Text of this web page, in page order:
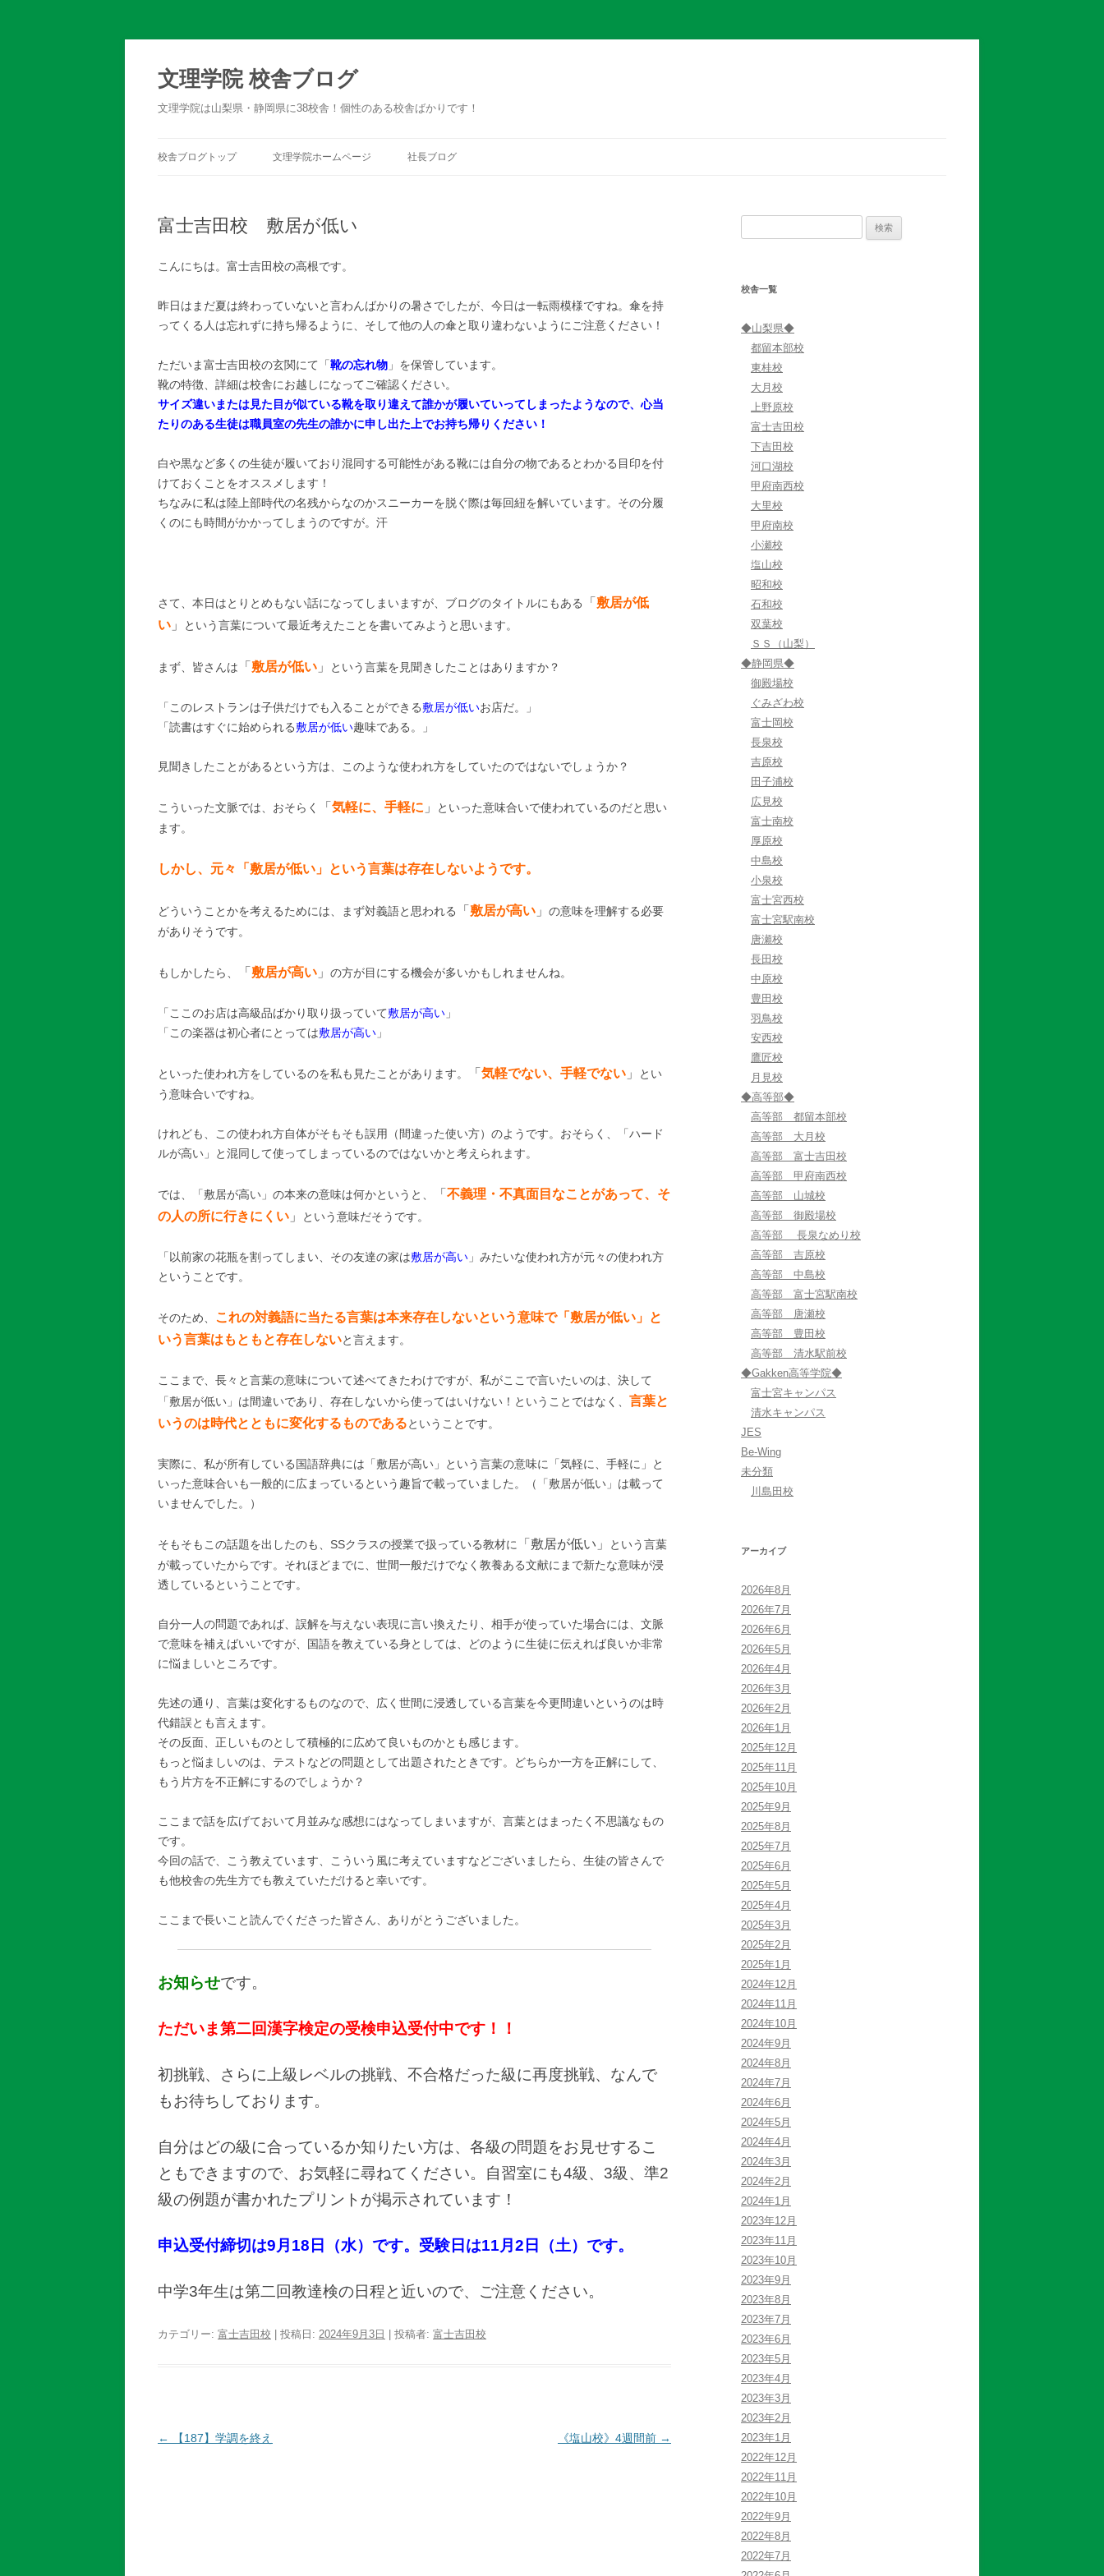
文理学院 校舎ブログ
文理学院は山梨県・静岡県に38校舎！個性のある校舎ばかりです！
校舎ブログトップ 文理学院ホームページ 社長ブログ
富士吉田校 敷居が低い
こんにちは。富士吉田校の高根です。
昨日はまだ夏は終わっていないと言わんばかりの暑さでしたが、今日は一転雨模様ですね。傘を持
ってくる人は忘れずに持ち帰るように、そして他の人の傘と取り違わないようにご注意ください！
ただいま富士吉田校の玄関にて「靴の忘れ物 」を保管しています。
靴の特徴、詳細は校舎にお越しになってご確認ください。
サイズ違いまたは見た目が似ている靴を取り違えて誰かが履いていってしまったようなので、心当
たりのある生徒は職員室の先生の誰かに申し出た上でお持ち帰りください！
白や黒など多くの生徒が履いており混同する可能性がある靴には自分の物であるとわかる目印を付
けておくことをオススメします！
ちなみに私は陸上部時代の名残からなのかスニーカーを脱ぐ際は毎回紐を解いています。その分履
くのにも時間がかかってしまうのですが。汗
さて、本日はとりとめもない話になってしまいますが、ブログのタイトルにもある 「 敷居が低
い 」 という言葉について最近考えたことを書いてみようと思います。
まず、皆さんは 「 敷居が低い 」 という言葉を見聞きしたことはありますか？
「このレストランは子供だけでも入ることができる敷居が低いお店だ。」
「読書はすぐに始められる敷居が低い趣味である。」
見聞きしたことがあるという方は、このような使われ方をしていたのではないでしょうか？
こういった文脈では、おそらく 「 気軽に、手軽に 」
といった意味合いで使われているのだと思い
ます。
しかし、元々「敷居が低い」という言葉は存在しないようです。
どういうことかを考えるためには、まず対義語と思われる 「 敷居が高い 」 の意味を理解する必要
がありそうです。
もしかしたら、 「 敷居が高い 」 の方が目にする機会が多いかもしれませんね。
「ここのお店は高級品ばかり取り扱っていて敷居が高い 」
「この楽器は初心者にとっては敷居が高い 」
といった使われ方をしているのを私も見たことがあります。 「 気軽でない、手軽でない 」
とい
う意味合いですね。
けれども、この使われ方自体がそもそも誤用（間違った使い方）のようです。おそらく、「ハード
ルが高い」と混同して使ってしまっているのではないかと考えられます。
では、「敷居が高い」の本来の意味は何かというと、 「 不義理・不真面目なことがあって、そ
の人の所に行きにくい 」 という意味だそうです。
「以前家の花瓶を割ってしまい、その友達の家は敷居が高い 」みたいな使われ方が元々の使われ方
ということです。
そのため、 これの対義語に当たる言葉は本来存在しないという意味で「敷居が低い」と
いう言葉はもともと存在しないと言えます。
ここまで、長々と言葉の意味について述べてきたわけですが、私がここで言いたいのは、決して
「敷居が低い」は間違いであり、存在しないから使ってはいけない！ということではなく、 言葉と
いうのは時代とともに変化するものであるということです。
実際に、私が所有している国語辞典には「敷居が高い」という言葉の意味に「気軽に、手軽に」と
いった意味合いも一般的に広まっているという趣旨で載っていました。（「敷居が低い」は載って
いませんでした。）
そもそもこの話題を出したのも、SSクラスの授業で扱っている教材に 「敷居が低い」
という言葉
が載っていたからです。それほどまでに、世間一般だけでなく教養ある文献にまで新たな意味が浸
透しているということです。
自分一人の問題であれば、誤解を与えない表現に言い換えたり、相手が使っていた場合には、文脈
で意味を補えばいいですが、国語を教えている身としては、どのように生徒に伝えれば良いか非常
に悩ましいところです。
先述の通り、言葉は変化するものなので、広く世間に浸透している言葉を今更間違いというのは時
代錯誤とも言えます。
その反面、正しいものとして積極的に広めて良いものかとも感じます。
もっと悩ましいのは、テストなどの問題として出題されたときです。どちらか一方を正解にして、
もう片方を不正解にするのでしょうか？
ここまで話を広げておいて月並みな感想にはなってしまいますが、言葉とはまったく不思議なもの
です。
今回の話で、こう教えています、こういう風に考えていますなどございましたら、生徒の皆さんで
も他校舎の先生方でも教えていただけると幸いです。
ここまで長いこと読んでくださった皆さん、ありがとうございました。
お知らせです。
ただいま第二回漢字検定の受検申込受付中です！！
初挑戦、さらに上級レベルの挑戦、不合格だった級に再度挑戦、なんで
もお待ちしております。
自分はどの級に合っているか知りたい方は、各級の問題をお見せするこ
ともできますので、お気軽に尋ねてください。自習室にも4級、3級、準2
級の例題が書かれたプリントが掲示されています！
申込受付締切は9月18日（水）です。受験日は11月2日（土）です。
中学3年生は第二回教達検の日程と近いので、ご注意ください。
カテゴリー: 富士吉田校 | 投稿日: 2024年9月3日 投稿者: 富士吉田校
投
← 【187】学調を終え 《塩山校》4週間前 →
校舎一覧
◆山梨県◆
都留本部校
東桂校
大月校
上野原校
富士吉田校
下吉田校
河口湖校
甲府南西校
大里校
甲府南校
小瀬校
塩山校
昭和校
石和校
双葉校
ＳＳ（山梨）
◆静岡県◆
御殿場校
ぐみざわ校
富士岡校
長泉校
吉原校
田子浦校
広見校
富士南校
厚原校
中島校
小泉校
富士宮西校
富士宮駅南校
唐瀬校
長田校
中原校
豊田校
羽鳥校
安西校
鷹匠校
月見校
◆高等部◆
高等部 都留本部校
高等部 大月校
高等部 富士吉田校
高等部 甲府南西校
高等部 山城校
高等部 御殿場校
高等部 長泉なめり校
高等部 吉原校
高等部 中島校
高等部 富士宮駅南校
高等部 唐瀬校
高等部 豊田校
高等部 清水駅前校
◆Gakken高等学院◆
富士宮キャンパス
清水キャンパス
JES
Be-Wing
未分類
川島田校
アーカイブ
2026年8月
2026年7月
2026年6月
2026年5月
2026年4月
2026年3月
2026年2月
2026年1月
2025年12月
2025年11月
2025年10月
2025年9月
2025年8月
2025年7月
2025年6月
2025年5月
2025年4月
2025年3月
2025年2月
2025年1月
2024年12月
2024年11月
2024年10月
2024年9月
2024年8月
2024年7月
2024年6月
2024年5月
2024年4月
2024年3月
2024年2月
2024年1月
2023年12月
2023年11月
2023年10月
2023年9月
2023年8月
2023年7月
2023年6月
2023年5月
2023年4月
2023年3月
2023年2月
2023年1月
2022年12月
2022年11月
2022年10月
2022年9月
2022年8月
2022年7月